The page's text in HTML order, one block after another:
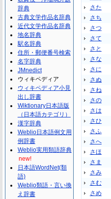
さた
さち
さつ
さて
さと
さな
さに
さぬ
さね
さの
さは
さひ
さふ
さへ
さほ
さま
さみ
さむ
さめ
辞典
古典文学作品名辞典
近代文学作品名辞典
地名辞典
駅名辞典
住所・郵便番号検索
名字辞典
JMnedict
ウィキペディア
ウィキペディア小見
出し辞書
Wiktionary日本語版
（日本語カテゴリ）
漢字辞典
Weblio日本語例文用
例辞書
Weblio実用類語辞典
new!
日本語WordNet(類
語)
Weblio類語・言い換
え辞書